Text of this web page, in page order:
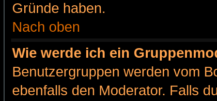
Gründe haben.
Nach oben
Wie werde ich ein
Benutzergruppen werden vom
ebenfalls den Moderator. Falls